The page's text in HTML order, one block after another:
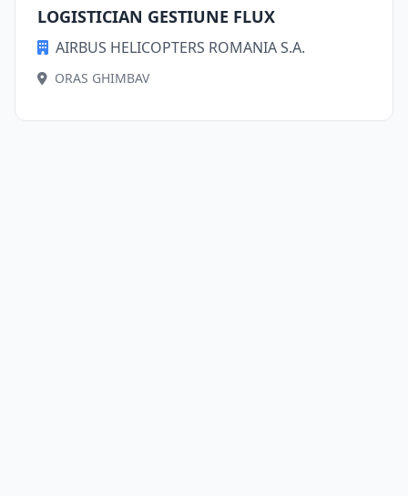
LOGISTICIAN GESTIUNE FLUX
AIRBUS HELICOPTERS ROMANIA S.A.
ORAS GHIMBAV